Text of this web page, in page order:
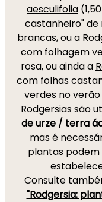
aesculifolia
castanheiro"
brancas, ou a
com folhagem
rosa, ou ainda a
com folhas
verdes no
Rodgersias são
de urze / terra
mas é
plantas
Consulte
"Rodgersia: